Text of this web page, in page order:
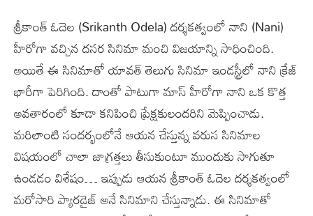
శ్రీకాంత్ ఓదెల (Srikanth Odela) దర్శకత్వంలో నాని (Nani)
హీరోగా వచ్చిన దసర సినిమా మంచి విజయాన్ని సాధించింది.
అయితే ఈ సినిమాతో యావత్ తెలుగు సినిమా ఇండస్ట్రీలో నాని క్రేజ్
భారీగా పెరిగింది. దాంతో పాటుగా మాస్ హీరోగా నాని ఒక కొత్త
అవతారంలో కూడా కనిపించి ప్రేక్షకులందరిని మెప్పించాడు.
మరిలాంటి సందర్భంలోనే ఆయన చేస్తున్న వరుస సినిమాల
విషయంలో చాలా జాగ్రత్తలు తీసుకుంటూ ముందుకు సాగుతూ
ఉండడం విశేషం… ఇప్పుడు ఆయన శ్రీకాంత్ ఓదెల దర్శకత్వంలో
మరోసారి ప్యారడైజ్ అనే సినిమాని చేస్తున్నాడు. ఈ సినిమాతో